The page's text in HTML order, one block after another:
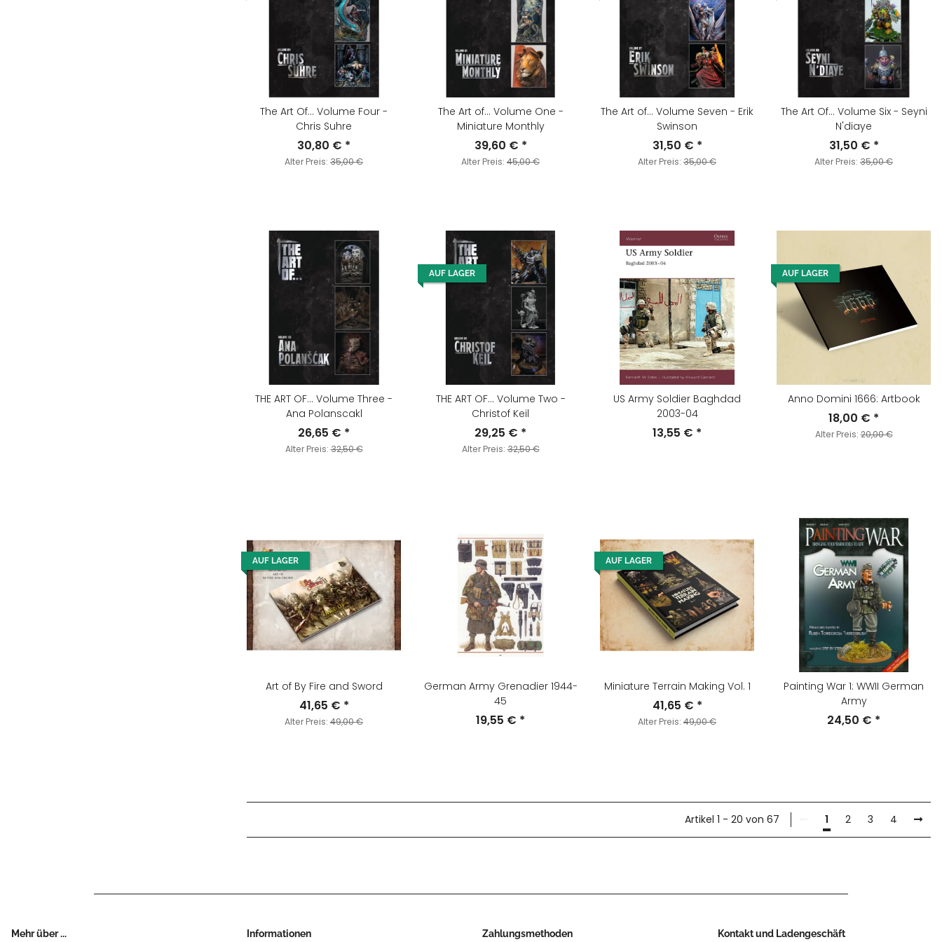
The Art Of... Volume Four -
Chris Suhre
30,80 € *
Alter Preis: 35,00 €
The Art of... Volume One -
Miniature Monthly
39,60 € *
Alter Preis: 45,00 €
The Art of... Volume Seven - Erik
Swinson
31,50 € *
Alter Preis: 35,00 €
The Art Of... Volume Six - Seyni
N'diaye
31,50 € *
Alter Preis: 35,00 €
THE ART OF... Volume Three -
Ana Polanscakl
26,65 € *
Alter Preis:32,50 €
AUF LAGER
THE ART OF... Volume Two -
Christof Keil
29,25 € *
Alter Preis:32,50 €
US Army Soldier Baghdad
2003-04
13,55 € *
AUF LAGER
Anno Domini 1666: Artbook
18,00 € *
Alter Preis:20,00 €
AUF LAGER
Art of By Fire and Sword
41,65 € *
Alter Preis: 49,00 €
German Army Grenadier 1944-
45
19,55 € *
AUF LAGER
Miniature Terrain Making Vol. 1
41,65 € *
Alter Preis: 49,00 €
Painting War 1: WWII German
Army
24,50 € *
Artikel 1 - 20 von 67 1 2 3 4
Mehr über ... Informationen Zahlungsmethoden Kontakt und Ladengeschäft